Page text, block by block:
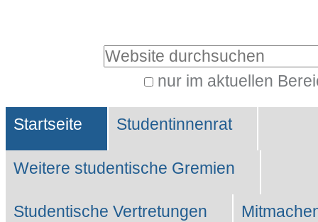
Website durchsuchen
nur im aktuellen
Suche…
Sektionen
Startseite Studentinnenrat
Weitere studentische Gremien
Studentische Vertretungen